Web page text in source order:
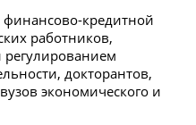
финансово-кредитной
работников,
докторантов,
экономического и